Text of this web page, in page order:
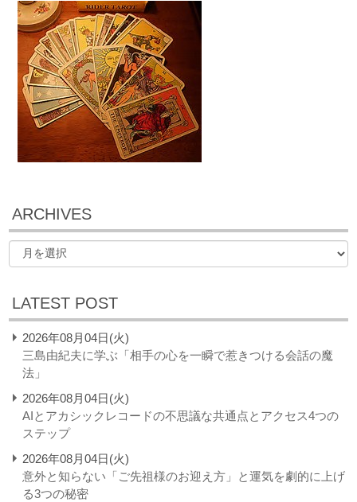
ARCHIVES
LATEST POST
2026年08月04日(火)
三島由紀夫に学ぶ「相手の心を一瞬で惹きつける会話の魔
法」
2026年08月04日(火)
AIとアカシックレコードの不思議な共通点とアクセス4つの
ステップ
2026年08月04日(火)
意外と知らない「ご先祖様のお迎え方」と運気を劇的に上げ
る3つの秘密